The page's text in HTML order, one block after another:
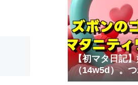
【初マタ日記
（14w5d）。
ムが苦しい！